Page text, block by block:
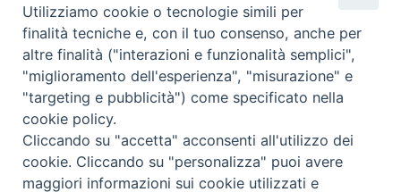
Orari Curia
Mar. / Mer. / Giov. ore 9 - 13
nei mesi estivi solo Martedì ore 9 - 13
WebMail
Utilizziamo cookie o tecnologie simili per
finalità tecniche e, con il tuo consenso, anche per
altre finalità ("interazioni e funzionalità semplici",
"miglioramento dell'esperienza", "misurazione" e
"targeting e pubblicità") come specificato nella
cookie policy.
Cliccando su "accetta" acconsenti all'utilizzo dei
cookie. Cliccando su "personalizza" puoi avere
maggiori informazioni sui cookie utilizzati e